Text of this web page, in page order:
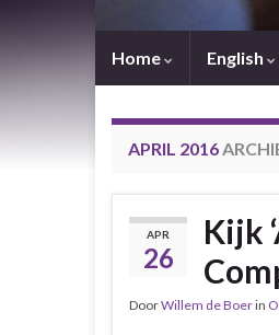
Home English
APRIL 2016
APR
26
Kijk
DoorWillem de Boerin